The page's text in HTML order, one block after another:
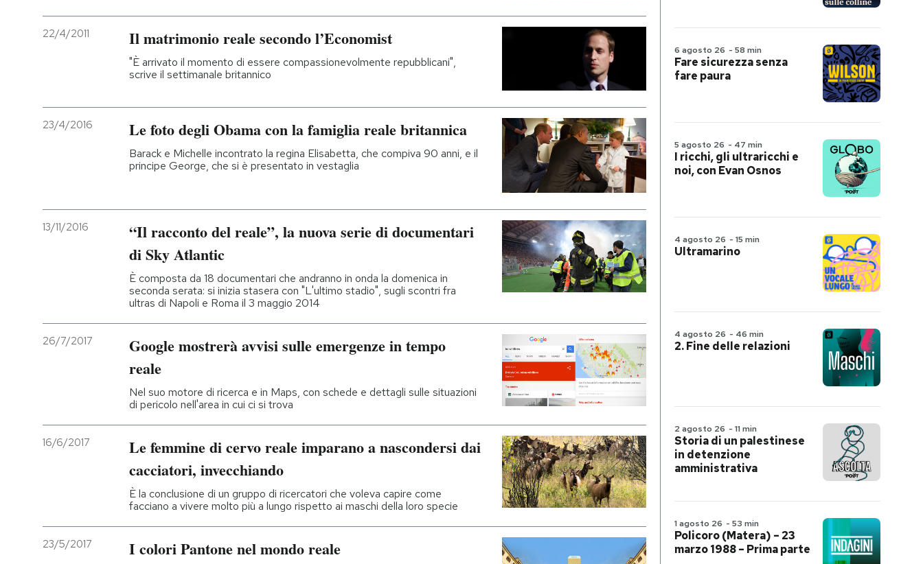
22/4/2011 Il matrimonio reale secondo l’Economist
"È arrivato il momento di essere compassionevolmente repubblicani",
scrive il settimanale britannico
23/4/2016 Le foto degli Obama con la famiglia reale britannica
Barack e Michelle incontrato la regina Elisabetta, che compiva 90 anni, e il
principe George, che si è presentato in vestaglia
13/11/2016
“Il racconto del reale”, la nuova serie di documentari
di Sky Atlantic
È composta da 18 documentari che andranno in onda la domenica in
seconda serata: si inizia stasera con "L'ultimo stadio", sugli scontri fra
ultras di Napoli e Roma il 3 maggio 2014
26/7/2017
Google mostrerà avvisi sulle emergenze in tempo
reale
Nel suo motore di ricerca e in Maps, con schede e dettagli sulle situazioni
di pericolo nell'area in cui ci si trova
16/6/2017
Le femmine di cervo reale imparano a nascondersi dai
cacciatori, invecchiando
È la conclusione di un gruppo di ricercatori che voleva capire come
facciano a vivere molto più a lungo rispetto ai maschi della loro specie
23/5/2017 I colori Pantone nel mondo reale
6 agosto 26 - 58 min
Fare sicurezza senza
fare paura
5 agosto 26 - 47 min
I ricchi, gli ultraricchi e
noi, con Evan Osnos
4 agosto 26 - 15 min
Ultramarino
4 agosto 26 - 46 min
2. Fine delle relazioni
2 agosto 26 - 11 min
Storia di un palestinese
in detenzione
amministrativa
1 agosto 26 - 53 min
Policoro (Matera) – 23
marzo 1988 – Prima parte